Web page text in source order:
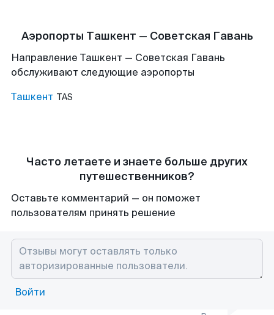
Аэропорты Ташкент — Советская Гавань
Направление Ташкент — Советская Гавань
обслуживают следующие аэропорты
Ташкент TAS
Часто летаете и знаете больше других
путешественников?
Оставьте комментарий — он поможет
пользователям принять решение
Войти